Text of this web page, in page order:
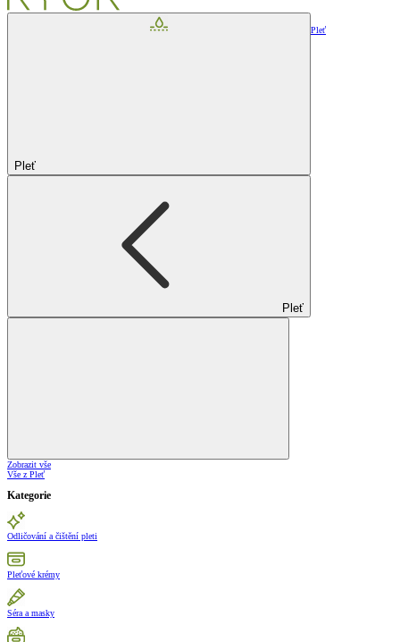
Pleť
Pleť
Pleť
Zobrazit vše
Vše z Pleť
Kategorie
Odličování a čištění pleti
Pleťové krémy
Séra a masky